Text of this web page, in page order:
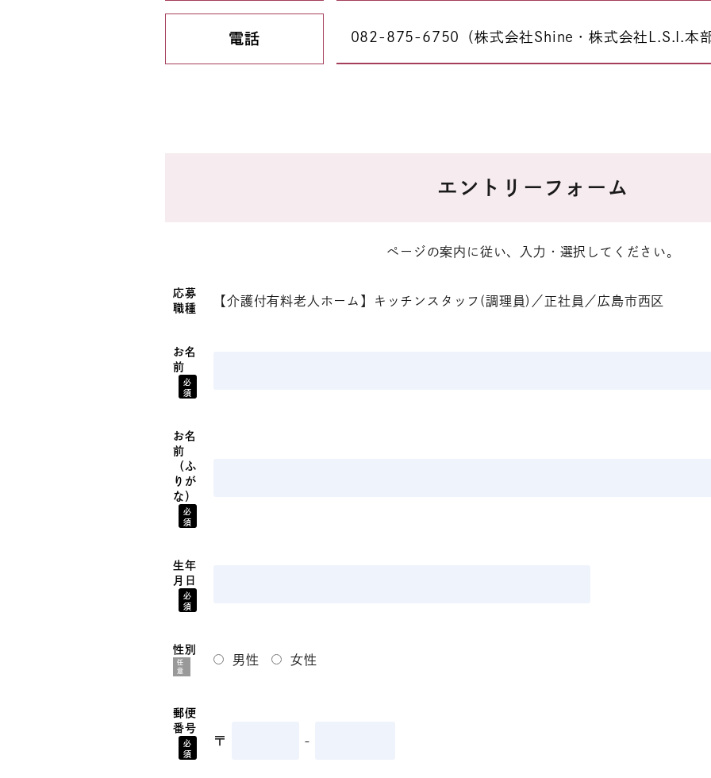
電話 082-875-6750（株式会社Shine・株式会社L.S.I.本部
エントリーフォーム
ページの案内に従い、入力・選択してください。
応募
職種
【介護付有料老人ホーム】キッチンスタッフ(調理員)／正社員／広島市西区
お名
前
必
須
お名
前
（ふ
りが
な）
必
須
生年
月日
必
須
性別
任
意
男性 女性
郵便
番号
必
須
〒 -